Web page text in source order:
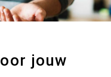
jouw